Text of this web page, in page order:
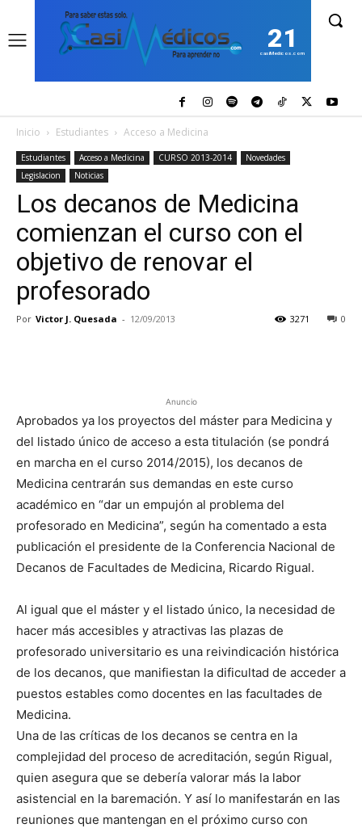
21
casiMedicos.com
Inicio Estudiantes Acceso a Medicina
Estudiantes Acceso a Medicina CURSO 2013-2014
Novedades
Legislacion
Noticias
Los decanos de Medicina
comienzan el curso con el
objetivo de renovar el
profesorado
Por Victor J. Quesada - 12/09/2013 0
3271
Anuncio
Aprobados ya los proyectos del máster para Medicina y
del listado único de acceso a esta titulación (se pondrá
en marcha en el curso 2014/2015), los decanos de
Medicina centrarán sus demandas en este curso
académico en “dar un empujón al problema del
profesorado en Medicina”, según ha comentado a esta
publicación el presidente de la Conferencia Nacional de
Decanos de Facultades de Medicina, Ricardo Rigual.
Al igual que el máster y el listado único, la necesidad de
hacer más accesibles y atractivas las plazas de
profesorado universitario es una reivindicación histórica
de los decanos, que manifiestan la dificultad de acceder a
puestos estables como docentes en las facultades de
Medicina.
Una de las críticas de los decanos se centra en la
complejidad del proceso de acreditación, según Rigual,
quien asegura que se debería valorar más la labor
asistencial en la baremación. Y así lo manifestarán en las
reuniones que mantengan en el próximo curso con